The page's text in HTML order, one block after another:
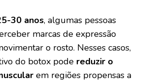
30 anos, algumas pessoas
marcas de expressão
o rosto. Nesses casos,
do botox pode reduzir o
em regiões propensas a